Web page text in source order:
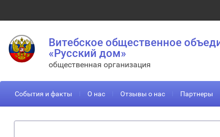
Витебское общественное
«Русский дом»
общественная организация
События и факты О нас Отзывы о нас Партнеры